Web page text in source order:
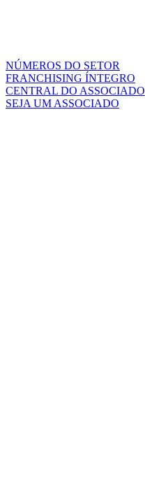
NÚMEROS DO SETOR
FRANCHISING ÍNTEGRO
CENTRAL DO ASSOCIADO
SEJA UM ASSOCIADO